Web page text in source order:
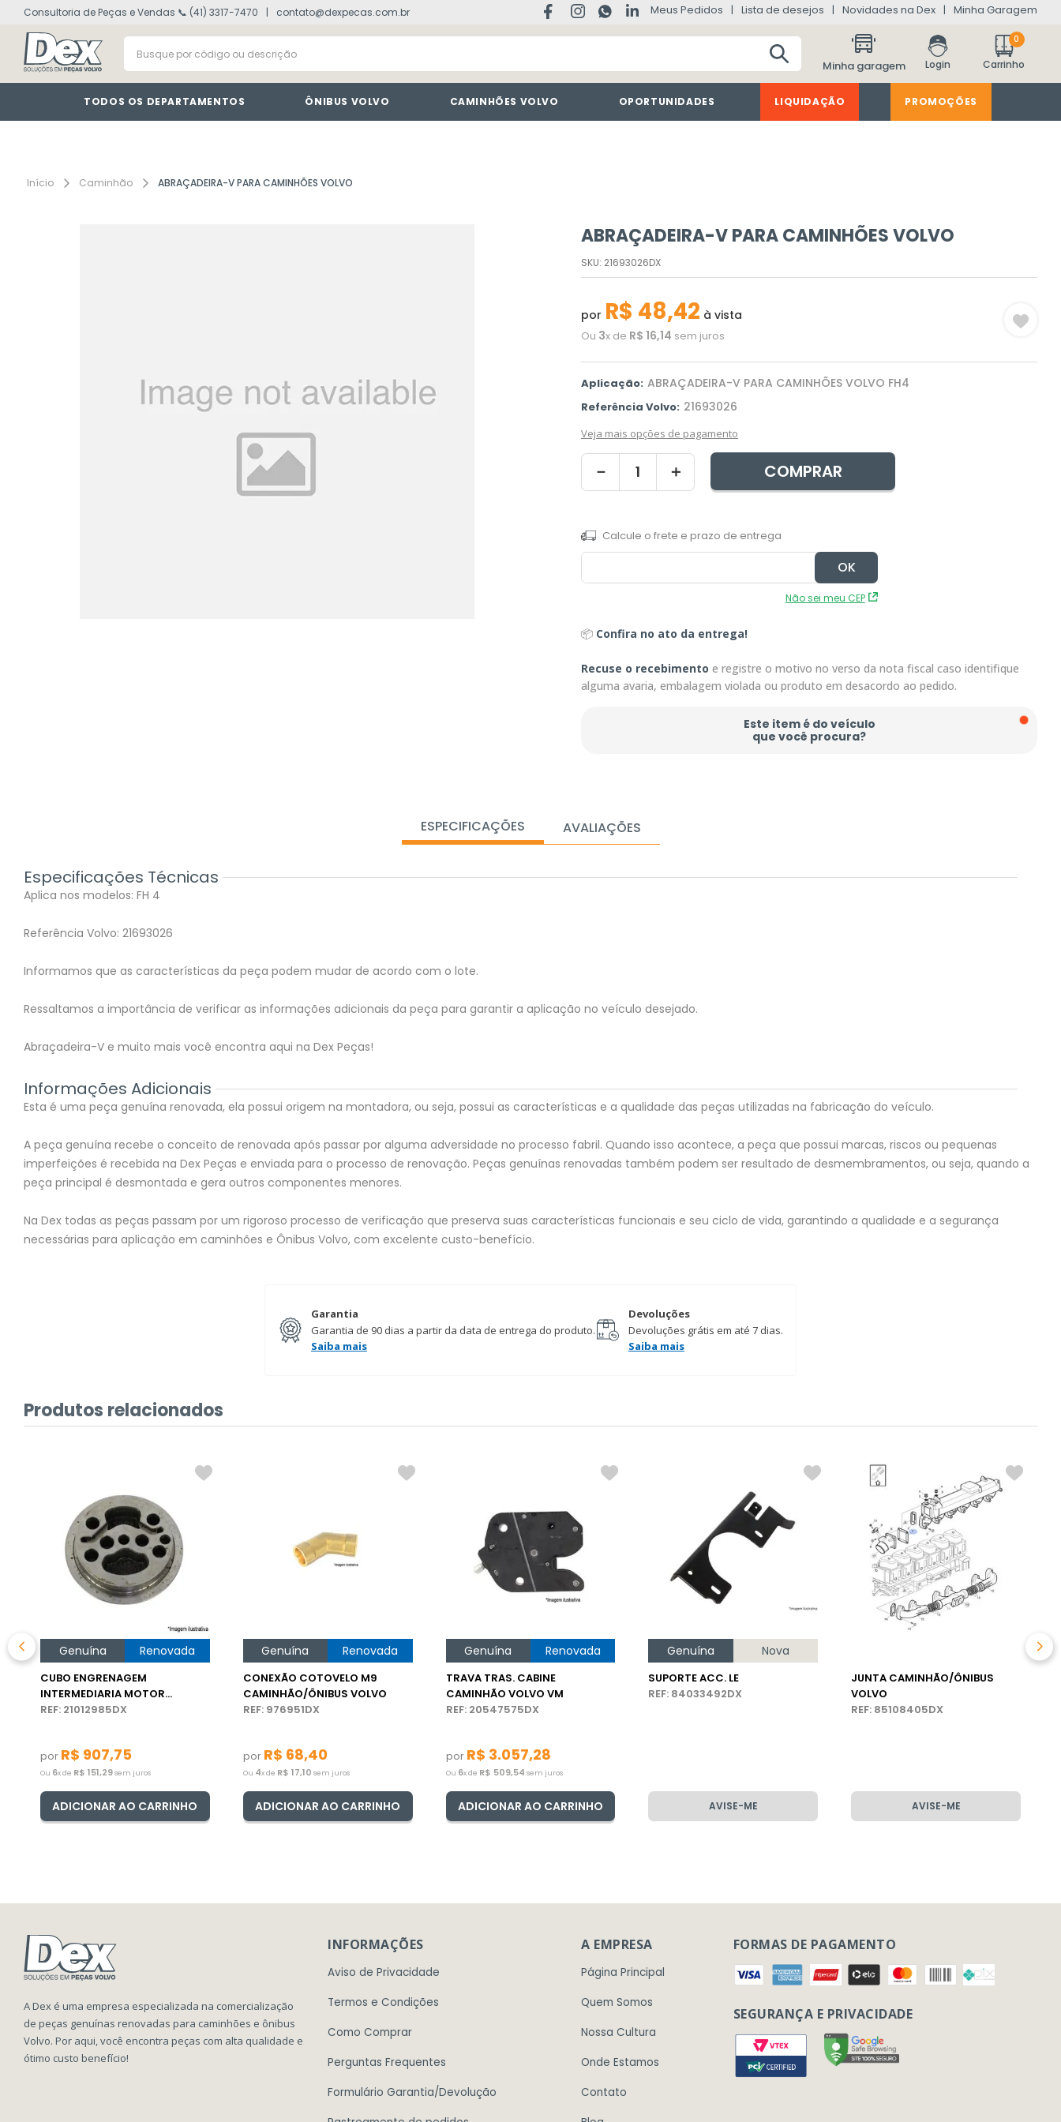
Consultoria de Peças e Vendas 📞 (41) 3317-7470 contato@dexpecas.com.br Meus Pedidos Lista de desejos Novidades na Dex Minha Garagem
Busque por código ou descrição
Minha garagem
0
TODOS OS DEPARTAMENTOS ÔNIBUS VOLVO CAMINHÕES VOLVO OPORTUNIDADES LIQUIDAÇÃO PROMOÇÕES
Caminhão ABRAÇADEIRA-V PARA CAMINHÕES VOLVO
ABRAÇADEIRA-V PARA CAMINHÕES VOLVO
SKU: 21693026DX
por R$ 48,42 à vista
Ou 3x de R$ 16,14 sem juros
Aplicação: ABRAÇADEIRA-V PARA CAMINHÕES VOLVO FH4
Referência Volvo: 21693026
Veja mais opções de pagamento
＋
－ COMPRAR
Não sei meu CEP
📦 Confira no ato da entrega!
Recuse o recebimento e registre o motivo no verso da nota fiscal caso identifique
alguma avaria, embalagem violada ou produto em desacordo ao pedido.
Este item é do veículo
que você procura?
ESPECIFICAÇÕES AVALIAÇÕES
Especificações Técnicas
Aplica nos modelos: FH 4
Referência Volvo: 21693026
Informamos que as características da peça podem mudar de acordo com o lote.
Ressaltamos a importância de verificar as informações adicionais da peça para garantir a aplicação no veículo desejado.
Abraçadeira-V e muito mais você encontra aqui na Dex Peças!
Informações Adicionais
Esta é uma peça genuína renovada, ela possui origem na montadora, ou seja, possui as características e a qualidade das peças utilizadas na fabricação do veículo.
A peça genuína recebe o conceito de renovada após passar por alguma adversidade no processo fabril. Quando isso acontece, a peça que possui marcas, riscos ou pequenas
imperfeições é recebida na Dex Peças e enviada para o processo de renovação. Peças genuínas renovadas também podem ser resultado de desmembramentos, ou seja, quando a
peça principal é desmontada e gera outros componentes menores.
Na Dex todas as peças passam por um rigoroso processo de verificação que preserva suas características funcionais e seu ciclo de vida, garantindo a qualidade e a segurança
necessárias para aplicação em caminhões e Ônibus Volvo, com excelente custo-benefício.
Garantia
Garantia de 90 dias a partir da data de entrega do produto.
Saiba mais
Devoluções
Devoluções grátis em até 7 dias.
Saiba mais
Produtos relacionados
Genuína Renovada
CUBO ENGRENAGEM
INTERMEDIARIA MOTOR
CAMINHÃO/ÔNIBUS VOLVO
REF: 21012985DX
por R$ 907,75
Ou 6x de R$ 151,29sem juros
ADICIONAR AO CARRINHO
Genuína Renovada
CONEXÃO COTOVELO M9
CAMINHÃO/ÔNIBUS VOLVO
REF: 976951DX
por R$ 68,40
Ou 4x de R$ 17,10 sem juros
ADICIONAR AO CARRINHO
Genuína Renovada
TRAVA TRAS. CABINE
CAMINHÃO VOLVO VM
REF: 20547575DX
por R$ 3.057,28
Ou 6x de R$ 509,54 sem juros
ADICIONAR AO CARRINHO
Genuína Nova
SUPORTE ACC. LE
REF: 84033492DX
AVISE-ME
JUNTA CAMINHÃO/ÔNIBUS
VOLVO
REF: 85108405DX
AVISE-ME
A Dex é uma empresa especializada na comercialização
de peças genuínas renovadas para caminhões e ônibus
Volvo. Por aqui, você encontra peças com alta qualidade e
ótimo custo benefício!
INFORMAÇÕES
Aviso de Privacidade
Termos e Condições
Como Comprar
Perguntas Frequentes
Formulário Garantia/Devolução
A EMPRESA
Página Principal
Quem Somos
Nossa Cultura
Onde Estamos
Contato
FORMAS DE PAGAMENTO
SEGURANÇA E PRIVACIDADE
1º volvo fh
3º painel
4º farol
5º defletor
7 tacografo